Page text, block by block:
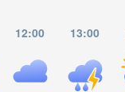
12:00 13:00